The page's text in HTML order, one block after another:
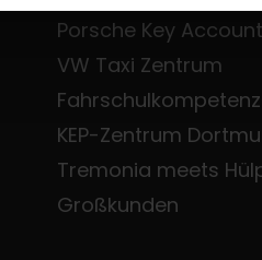
Porsche Key Account
VW Taxi Zentrum
KEP-Zentrum
Tremonia meets
Großkunden